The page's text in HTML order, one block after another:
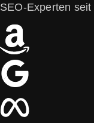
SEO-Experten seit